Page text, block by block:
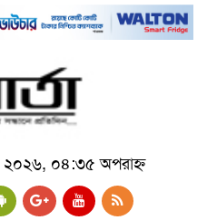
২০২৬, ০৪:৩৫ অপরাহ্ন